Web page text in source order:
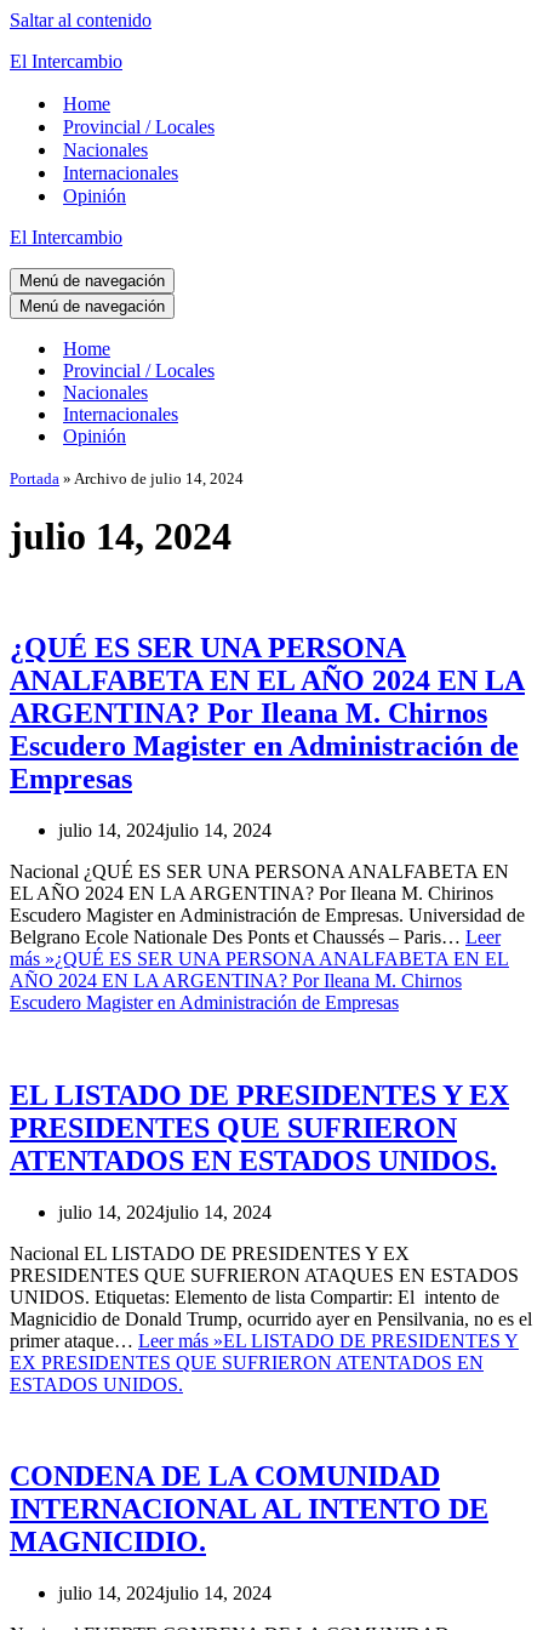
Saltar al contenido
El Intercambio
Home
Provincial / Locales
Nacionales
Internacionales
Opinión
El Intercambio
Menú de navegación
Menú de navegación
Home
Provincial / Locales
Nacionales
Internacionales
Opinión
Portada » Archivo de julio 14, 2024
julio 14, 2024
¿QUÉ ES SER UNA PERSONA
ANALFABETA EN EL AÑO 2024 EN LA
ARGENTINA? Por Ileana M. Chirnos
Escudero Magister en Administración de
Empresas
julio 14, 2024julio 14, 2024
Nacional ¿QUÉ ES SER UNA PERSONA ANALFABETA EN
EL AÑO 2024 EN LA ARGENTINA? Por Ileana M. Chirinos
Escudero Magister en Administración de Empresas. Universidad de
Belgrano Ecole Nationale Des Ponts et Chaussés – Paris… Leer
más »¿QUÉ ES SER UNA PERSONA ANALFABETA EN EL
AÑO 2024 EN LA ARGENTINA? Por Ileana M. Chirnos
Escudero Magister en Administración de Empresas
EL LISTADO DE PRESIDENTES Y EX
PRESIDENTES QUE SUFRIERON
ATENTADOS EN ESTADOS UNIDOS.
julio 14, 2024julio 14, 2024
Nacional EL LISTADO DE PRESIDENTES Y EX
PRESIDENTES QUE SUFRIERON ATAQUES EN ESTADOS
UNIDOS. Etiquetas: Elemento de lista Compartir: El intento de
Magnicidio de Donald Trump, ocurrido ayer en Pensilvania, no es el
primer ataque… Leer más »EL LISTADO DE PRESIDENTES Y
EX PRESIDENTES QUE SUFRIERON ATENTADOS EN
ESTADOS UNIDOS.
CONDENA DE LA COMUNIDAD
INTERNACIONAL AL INTENTO DE
MAGNICIDIO.
julio 14, 2024julio 14, 2024